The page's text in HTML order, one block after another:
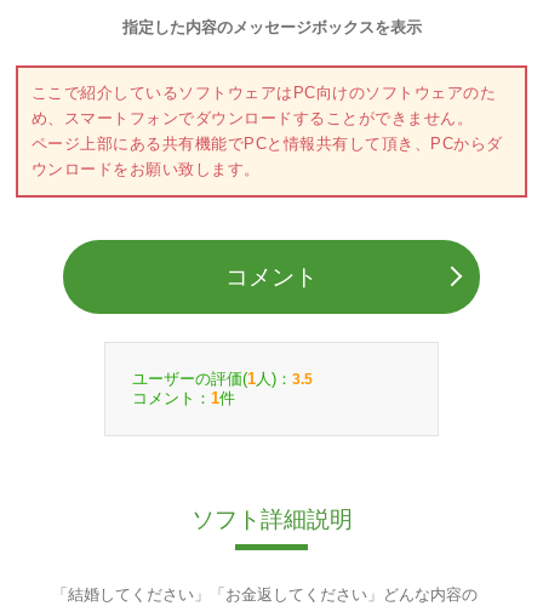
指定した内容のメッセージボックスを表示
ここで紹介しているソフトウェアはPC向けのソフトウェアのた
め、スマートフォンでダウンロードすることができません。
ページ上部にある共有機能でPCと情報共有して頂き、PCからダ
ウンロードをお願い致します。
コメント
ユーザーの評価(1 人)： 3.5
コメント： 1件
ソフト詳細説明
「結婚してください」「お金返してください」どんな内容の